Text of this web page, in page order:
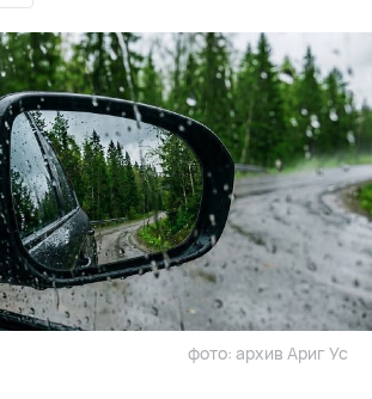
фото: архив Ариг Ус